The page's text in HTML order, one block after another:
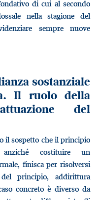
di cui al secondo
nella stagione del
sempre nuove
sostanziale
Il ruolo della
del
il sospetto che il principio
anziché costituire un
finisca per risolversi
principio, addirittura
concreto è diverso da